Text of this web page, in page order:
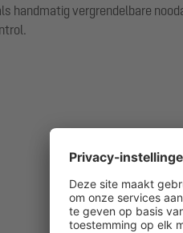
handmatig vergrendelbare